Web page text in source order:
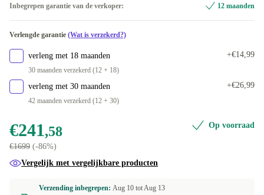
GR (QWERTY)
IT (QWERTY)
CZ (QWERTZ) +€30
NL (QWERTY)
Beschikbaar in andere configuraties
Inbegrepen garantie van de verkoper: 12 maanden
Verlengde garantie (Wat is verzekerd?)
verleng met 18 maanden
30 maanden verzekerd (12 + 18)
+€14,99
verleng met 30 maanden
42 maanden verzekerd (12 + 30)
+€26,99
€241,58
€1699 (-86%)
Op voorraad
Vergelijk met vergelijkbare producten
Verzending inbegrepen: Aug 10 totAug 13